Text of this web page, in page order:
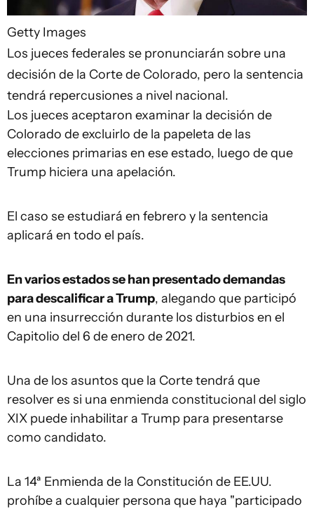
Getty Images
Los jueces federales se pronunciarán sobre una
decisión de la Corte de Colorado, pero la sentencia
tendrá repercusiones a nivel nacional.
Los jueces aceptaron examinar la decisión de
Colorado de excluirlo de la papeleta de las
elecciones primarias en ese estado, luego de que
Trump hiciera una apelación.
El caso se estudiará en febrero y la sentencia
aplicará en todo el país.
En varios estados se han presentado demandas
para descalificar a Trump, alegando que participó
en una insurrección durante los disturbios en el
Capitolio del 6 de enero de 2021.
Una de los asuntos que la Corte tendrá que
resolver es si una enmienda constitucional del siglo
XIX puede inhabilitar a Trump para presentarse
como candidato.
La 14ª Enmienda de la Constitución de EE.UU.
prohíbe a cualquier persona que haya "participado